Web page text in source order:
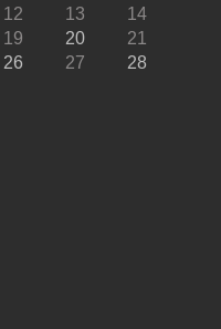
12 13
14
19 20
21
26 27
28